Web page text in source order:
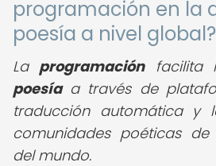
programación en la
poesía a nivel global?
La programaciónfacilita
poesíaa través de
traducción automática y
comunidades poéticas
del mundo.